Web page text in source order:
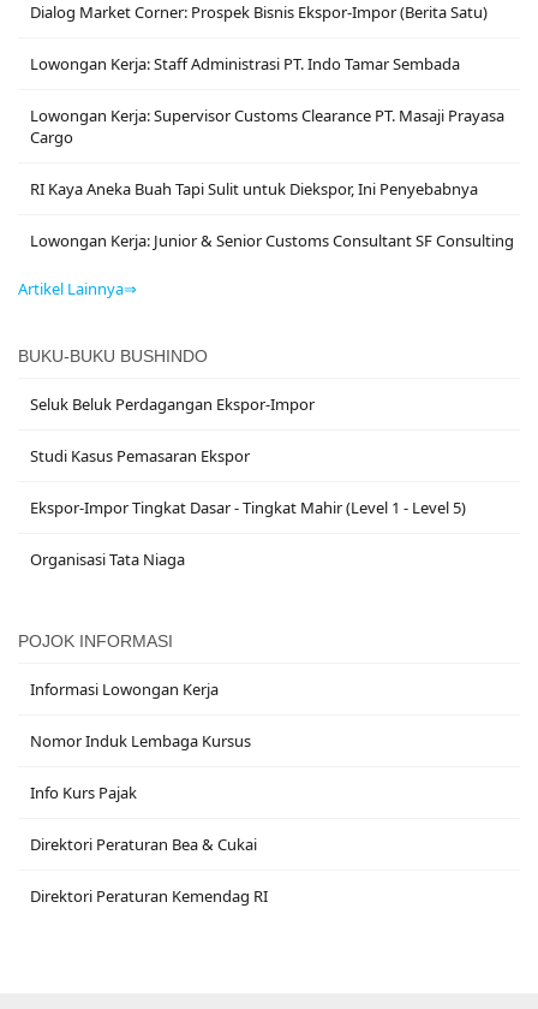
Dialog Market Corner: Prospek Bisnis Ekspor-Impor (Berita Satu)
Lowongan Kerja: Staff Administrasi PT. Indo Tamar Sembada
Lowongan Kerja: Supervisor Customs Clearance PT. Masaji Prayasa
Cargo
RI Kaya Aneka Buah Tapi Sulit untuk Diekspor, Ini Penyebabnya
Lowongan Kerja: Junior & Senior Customs Consultant SF Consulting
Artikel Lainnya⇒
BUKU-BUKU BUSHINDO
Seluk Beluk Perdagangan Ekspor-Impor
Studi Kasus Pemasaran Ekspor
Ekspor-Impor Tingkat Dasar - Tingkat Mahir (Level 1 - Level 5)
Organisasi Tata Niaga
POJOK INFORMASI
Informasi Lowongan Kerja
Nomor Induk Lembaga Kursus
Info Kurs Pajak
Direktori Peraturan Bea & Cukai
Direktori Peraturan Kemendag RI